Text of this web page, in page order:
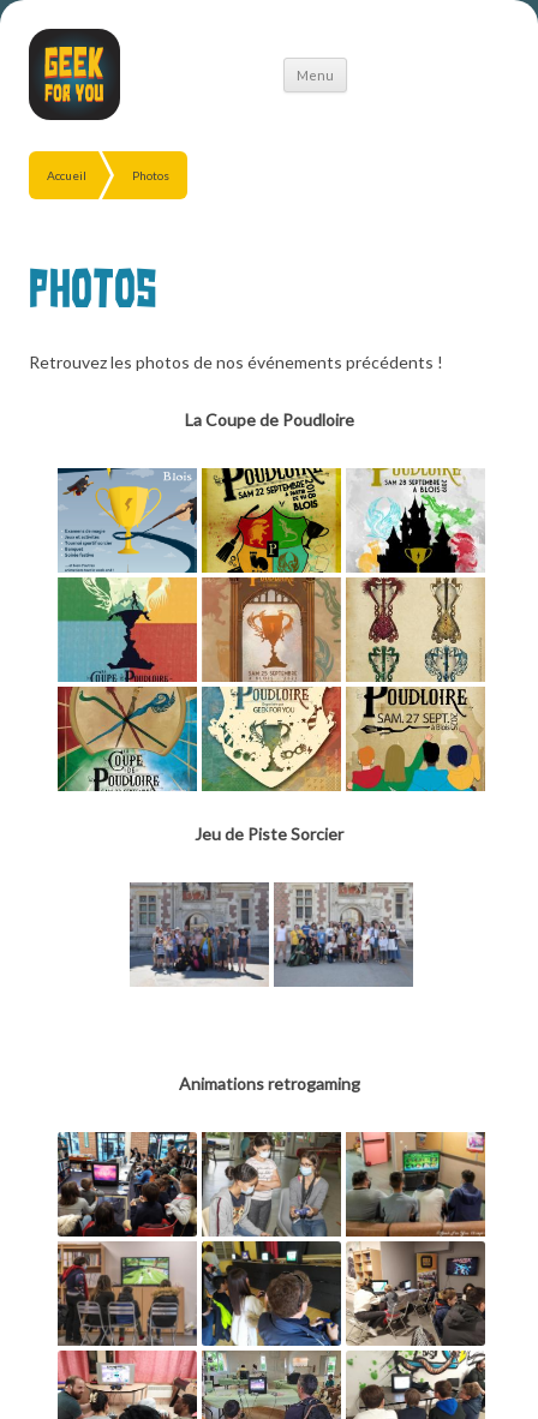
Menu
Aller
Accueil Photos
Photos
Retrouvez les photos de nos événements précédents !
La Coupe de Poudloire
Jeu de Piste Sorcier
Animations retrogaming